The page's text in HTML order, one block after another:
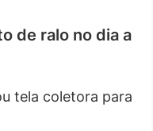
de ralo no dia a
tela coletora para